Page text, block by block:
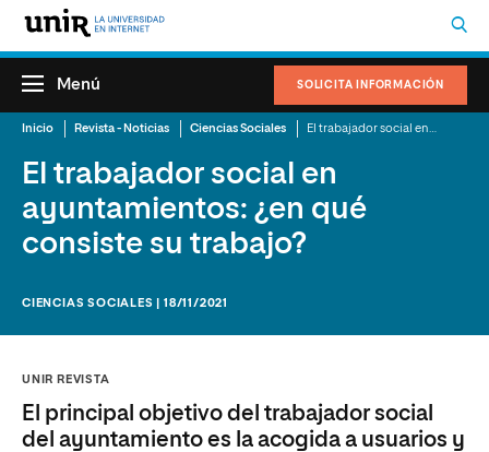
SOLICITA INFORMACIÓN
Menú
Inicio Revista - Noticias Ciencias Sociales
El trabajador social en
ayuntamientos: ¿en qué
consiste su trabajo?
CIENCIAS SOCIALES | 18/11/2021
UNIR REVISTA
El principal objetivo del trabajador social
del ayuntamiento es la acogida a usuarios y